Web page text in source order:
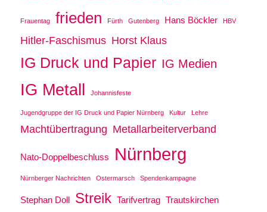
Frauentag frieden Fürth Gutenberg Hans Böckler HBV
Hitler-Faschismus Horst Klaus
IG Druck und Papier IG Medien
IG Metall Johannisfeste
Jugendgruppe der IG Druck und Papier Nürnberg Kultur Lehre
Machtübertragung Metallarbeiterverband
Nato-Doppelbeschluss Nürnberg
Nürnberger Nachrichten Ostermarsch Spendenkampagne
Stephan Doll Streik Tarifvertrag Trautskirchen